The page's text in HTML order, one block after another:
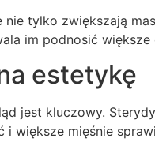
nie tylko zwiększają
im podnosić
estetykę
jest kluczowy.
i większe mięśnie